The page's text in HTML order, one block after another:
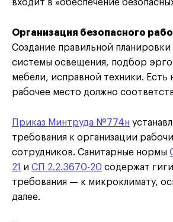
входит в «обеспечение
Организация безопасного
Создание правильной
системы освещения, подбор
мебели, исправной техники.
рабочее место должно
Приказ Минтруда №774н
требования к организации
сотрудников. Санитарные нормы
21 и СП 2.2.3670-20 содержат
требования — к микроклимату,
далее.